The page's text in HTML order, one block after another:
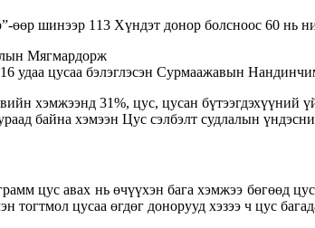
шинээр 113 Хүндэт донор болсноос 60 нь
Мягмардорж
удаа цусаа бэлэглэсэн Сурмаажавын
хэмжээнд 31%, цус, цусан бүтээгдэхүүний
байна хэмээн Цус сэлбэлт судлалын
цус авах нь өчүүхэн бага хэмжээ бөгөөд
цусаа өгдөг донорууд хэзээ ч цус